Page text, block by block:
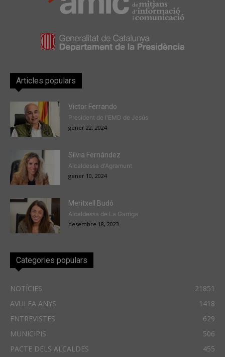
Articles populars
Victor Ferrando
President de l'EMD de Jesús
gener 22, 2024
Sílvia Fernández
Alcaldessa d'Agramunt
gener 10, 2024
Meritxell Budó
Alcaldessa de La Garriga
desembre 18, 2023
Categories populars
NOTÍCIES
21851
AVUI FA ANYS
1418
ENTREVISTES
629
MUNICIPIS
506
PACTE DELS ALCALDES
455